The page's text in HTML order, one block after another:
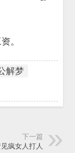
。
解梦
下一篇
疯女人打人